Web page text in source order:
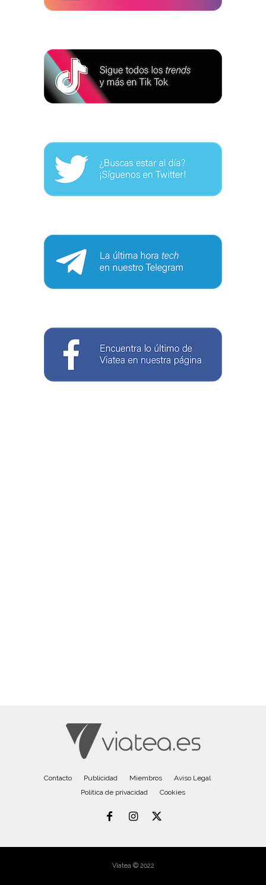
Contacto Publicidad Miembros
Aviso Legal
Política de privacidad
Cookies
Viatea © 2022